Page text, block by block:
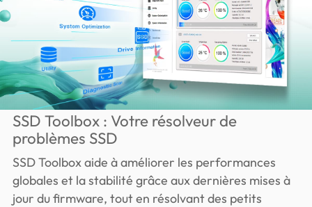
SSD Toolbox : Votre résolveur de
problèmes SSD
SSD Toolbox aide à améliorer les performances
globales et la stabilité grâce aux dernières mises à
jour du firmware, tout en résolvant des petits